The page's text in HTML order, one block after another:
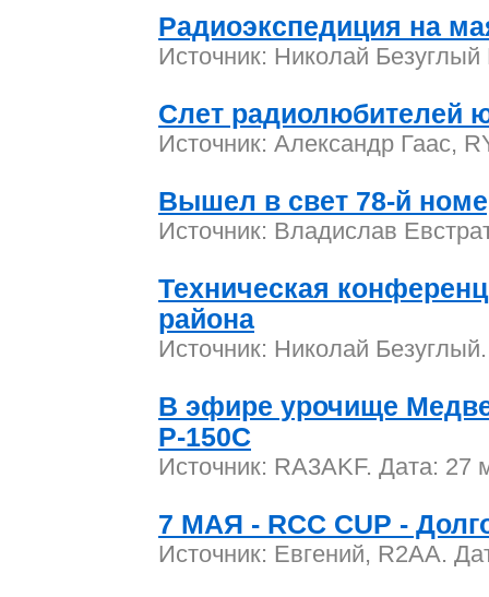
Радиоэкспедиция на
Источник: Николай
Слет радиолюбителей
Источник: Александр Гаас,
Вышел в свет 78-й
Источник: Владислав
Техническая
района
Источник: Николай
В эфире урочище
Р-150С
Источник: RA3AKF. Дата: 27
7 МАЯ - RCC CUP -
Источник: Евгений, R2AA.